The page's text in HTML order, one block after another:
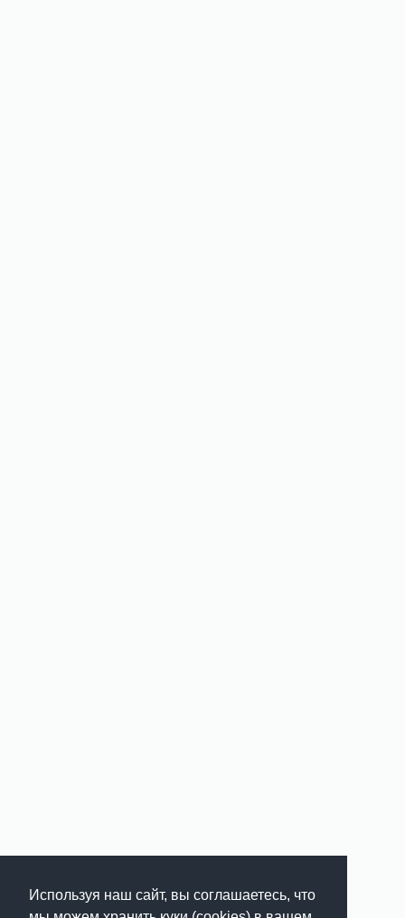
Используя наш сайт, вы соглашаетесь, что